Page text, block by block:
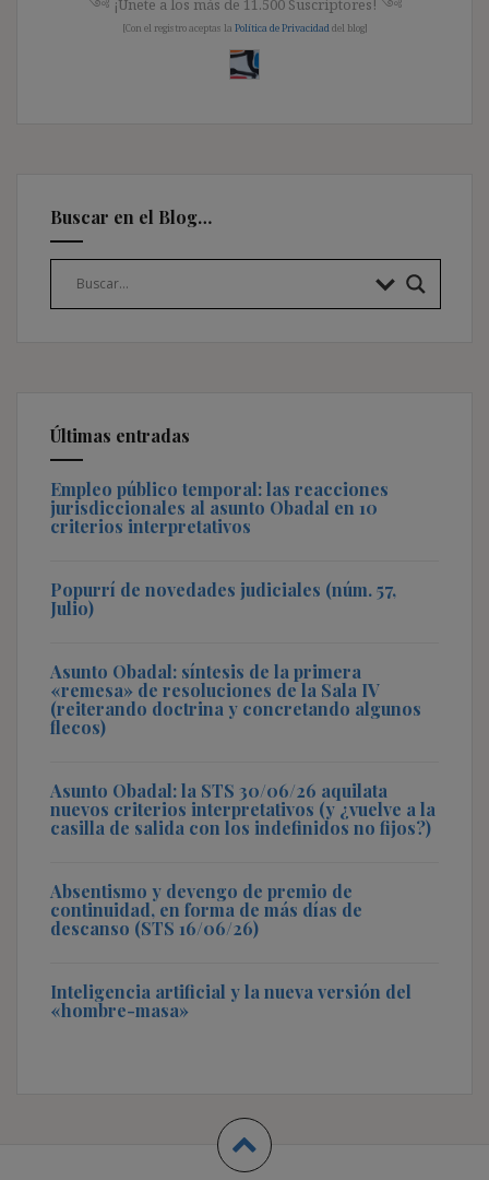
[Con el registro aceptas la Política de Privacidad del blog]
Buscar en el Blog…
Últimas entradas
Empleo público temporal: las reacciones
jurisdiccionales al asunto Obadal en 10
criterios interpretativos
Popurrí de novedades judiciales (núm. 57,
Julio)
Asunto Obadal: síntesis de la primera
«remesa» de resoluciones de la Sala IV
(reiterando doctrina y concretando algunos
flecos)
Asunto Obadal: la STS 30/06/26 aquilata
nuevos criterios interpretativos (y ¿vuelve a la
casilla de salida con los indefinidos no fijos?)
Absentismo y devengo de premio de
continuidad, en forma de más días de
descanso (STS 16/06/26)
Inteligencia artificial y la nueva versión del
«hombre-masa»